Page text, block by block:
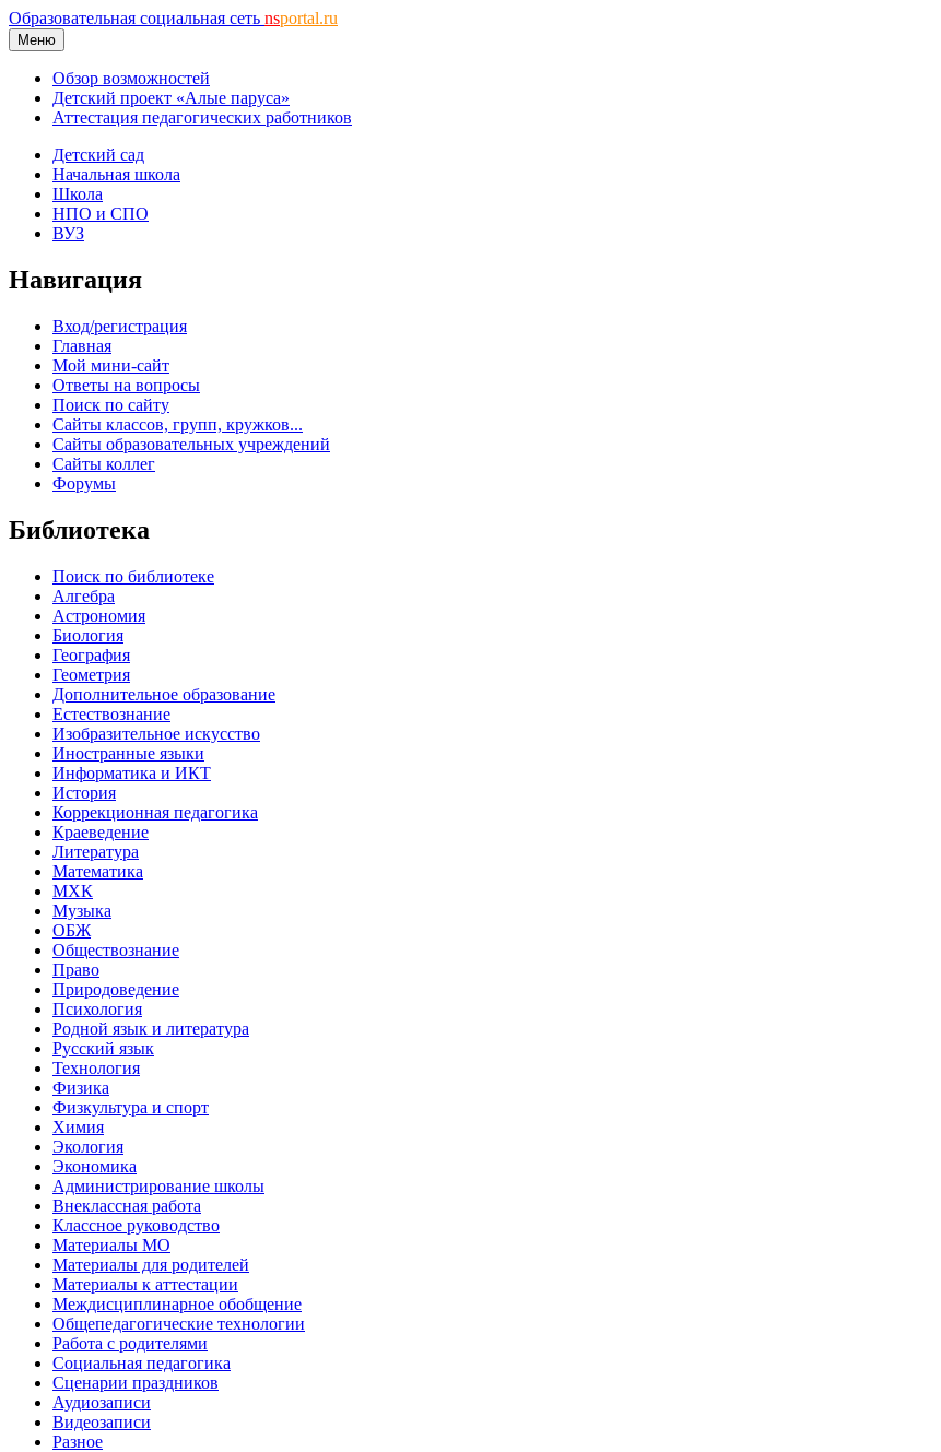
Образовательная социальная сеть nsportal.ru
Меню
Обзор возможностей
Детский проект «Алые паруса»
Аттестация педагогических работников
Детский сад
Начальная школа
Школа
НПО и СПО
ВУЗ
Навигация
Вход/регистрация
Главная
Мой мини-сайт
Ответы на вопросы
Поиск по сайту
Сайты классов, групп, кружков...
Сайты образовательных учреждений
Сайты коллег
Форумы
Библиотека
Поиск по библиотеке
Алгебра
Астрономия
Биология
География
Геометрия
Дополнительное образование
Естествознание
Изобразительное искусство
Иностранные языки
Информатика и ИКТ
История
Коррекционная педагогика
Краеведение
Литература
Математика
МХК
Музыка
ОБЖ
Обществознание
Право
Природоведение
Психология
Родной язык и литература
Русский язык
Технология
Физика
Физкультура и спорт
Химия
Экология
Экономика
Администрирование школы
Внеклассная работа
Классное руководство
Материалы МО
Материалы для родителей
Материалы к аттестации
Междисциплинарное обобщение
Общепедагогические технологии
Работа с родителями
Социальная педагогика
Сценарии праздников
Аудиозаписи
Видеозаписи
Разное